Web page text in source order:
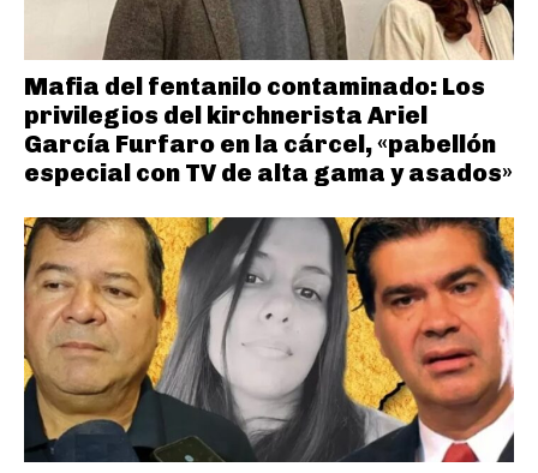
Mafia del fentanilo contaminado: Los
privilegios del kirchnerista Ariel
García Furfaro en la cárcel, «pabellón
especial con TV de alta gama y asados»